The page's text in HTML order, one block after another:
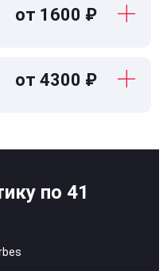
от 1600 ₽
от 4300 ₽
по 41